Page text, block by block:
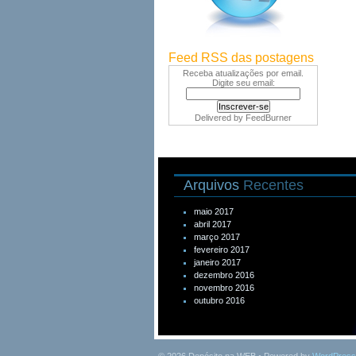
Feed RSS das postagens
Receba atualizações por email.
Digite seu email:
Delivered by FeedBurner
Arquivos Recentes
maio 2017
abril 2017
março 2017
fevereiro 2017
janeiro 2017
dezembro 2016
novembro 2016
outubro 2016